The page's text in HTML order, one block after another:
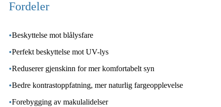
Fordeler
•Beskyttelse mot blålysfare
•Perfekt beskyttelse mot UV-lys
•Reduserer gjenskinn for mer komfortabelt syn
•Bedre kontrastoppfatning, mer naturlig fargeopplevelse
•Forebygging av makulalidelser